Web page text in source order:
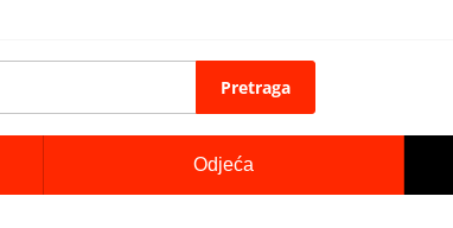
Pretraga
Odjeća